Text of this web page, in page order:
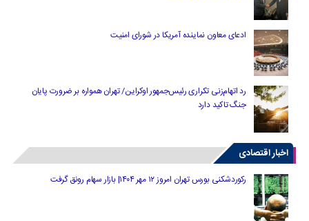
ادعای معاون نماینده آمریکا در شورای امنیت
رد اتهام‌زنی تکراری رئیس‌جمهور اوکراین/ تهران همواره بر ضرورت پایان
جنگ تاکید دارد
اخبار اقتصادی
رکوردشکنی بورس تهران امروز ۱۲ مهر ۱۴۰۴| بازار سهام رونق گرفت